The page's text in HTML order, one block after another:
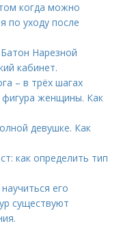
когда можно
по уходу после
Нарезной
кабинет.
– в трёх шагах
фигура женщины. Как
девушке. Как
как определить тип
его
существуют